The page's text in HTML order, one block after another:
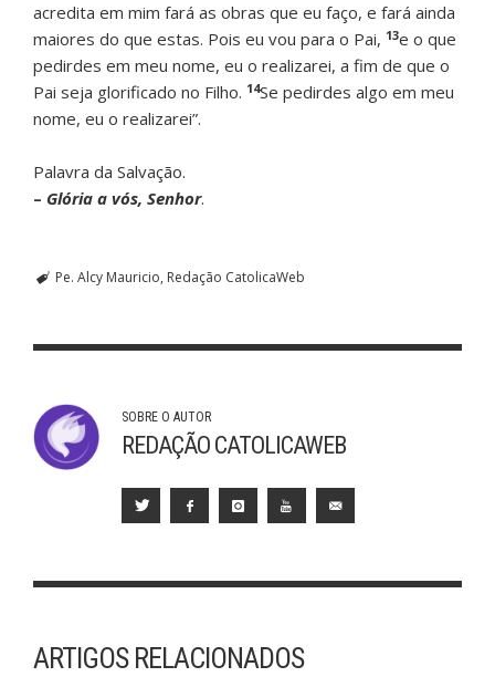
acredita em mim fará as obras que eu faço, e fará ainda
maiores do que estas. Pois eu vou para o Pai, 13e o que
pedirdes em meu nome, eu o realizarei, a fim de que o
Pai seja glorificado no Filho. 14Se pedirdes algo em meu
nome, eu o realizarei”.
Palavra da Salvação.
– Glória a vós, Senhor.
Pe. Alcy Mauricio Redação CatolicaWeb
SOBRE O AUTOR
REDAÇÃO CATOLICAWEB
ARTIGOS RELACIONADOS